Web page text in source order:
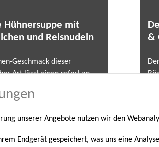
unserer Angebote nutzen wir den
Endgerät gespeichert, was uns eine
Hühnersuppe mit
und Reisnudeln
Geschmack dieser
Art lässt einen sofort an
und Weißwein runden
&